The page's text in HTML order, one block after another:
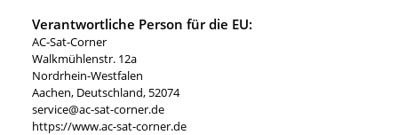
Verantwortliche Person für die EU:
AC-Sat-Corner
Walkmühlenstr. 12a
Nordrhein-Westfalen
Aachen, Deutschland, 52074
service@ac-sat-corner.de
https://www.ac-sat-corner.de